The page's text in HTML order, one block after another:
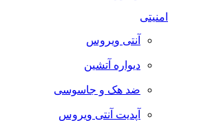
آنتی ویروس
دیواره آتشین
ضد هک و جاسوسی
آپدیت آنتی ویروس